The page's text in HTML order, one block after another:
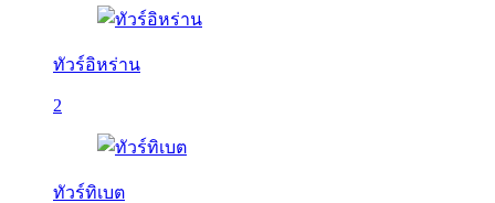
ทัวร์อิหร่าน
2
ทัวร์ทิเบต